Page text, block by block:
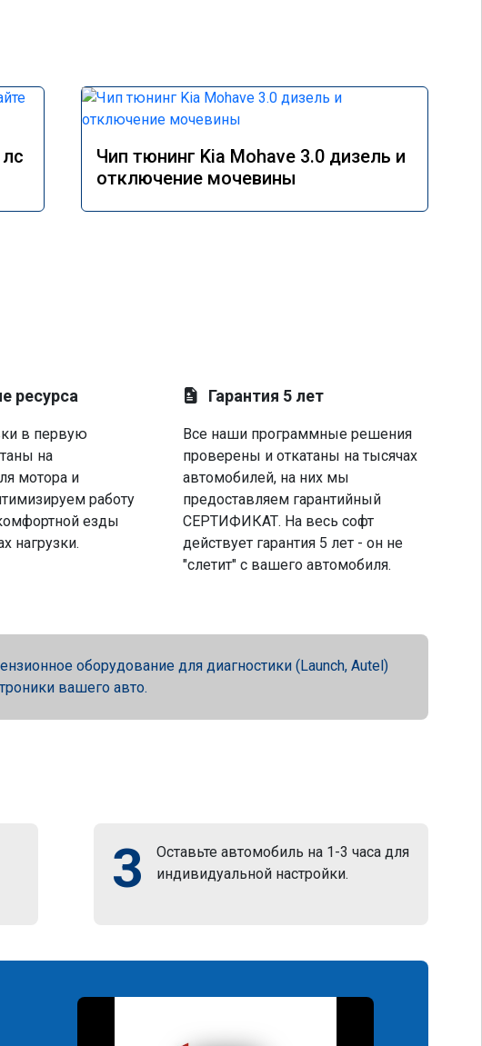
Чип тюнинг Kia Mohave 3.0 дизель и
отключение мочевины
ресурса
в первую
на
мотора и
работу
езды
нагрузки.
Гарантия 5 лет
Все наши программные решения
проверены и откатаны на тысячах
автомобилей, на них мы
предоставляем гарантийный
СЕРТИФИКАТ. На весь софт
действует гарантия 5 лет - он не
"слетит" с вашего автомобиля.
оборудование для диагностики (Launch, Autel)
вашего авто.
3
Оставьте автомобиль на 1-3 часа для
индивидуальной настройки.